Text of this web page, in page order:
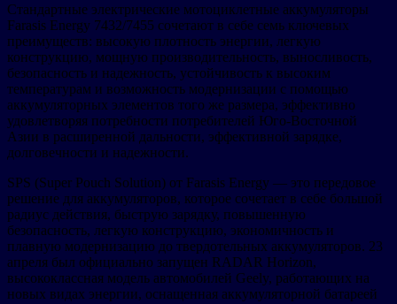
Стандартные электрические мотоциклетные аккумуляторы
Farasis Energy 7432/7455 сочетают в себе семь ключевых
преимуществ: высокую плотность энергии, легкую
конструкцию, мощную производительность, выносливость,
безопасность и надежность, устойчивость к высоким
температурам и возможность модернизации с помощью
аккумуляторных элементов того же размера, эффективно
удовлетворяя потребности потребителей Юго-Восточной
Азии в расширенной дальности, эффективной зарядке,
долговечности и надежности.
SPS (Super Pouch Solution) от Farasis Energy — это передовое
решение для аккумуляторов, которое сочетает в себе большой
радиус действия, быструю зарядку, повышенную
безопасность, легкую конструкцию, экономичность и
плавную модернизацию до твердотельных аккумуляторов. 23
апреля был официально запущен RADAR Horizon,
высококлассная модель автомобилей Geely, работающих на
новых видах энергии, оснащенная аккумуляторной батареей